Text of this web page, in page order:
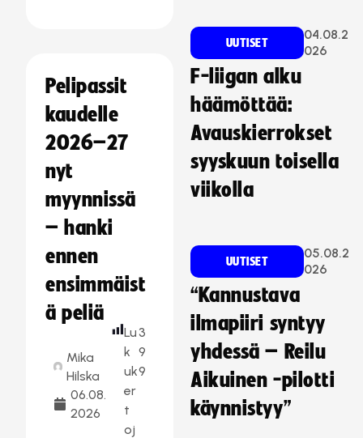
Pelipassit
kaudelle
2026–27
nyt
myynnissä
– hanki
ennen
ensimmäist
ä peliä
Mika
Hilska
06.08.
2026
Lu
k
uk
er
t
oj
3
9
9
UUTISET
04.08.2
026
F-liigan alku
häämöttää:
Avauskierrokset
syyskuun toisella
viikolla
UUTISET
05.08.2
026
“Kannustava
ilmapiiri syntyy
yhdessä – Reilu
Aikuinen -pilotti
käynnistyy”